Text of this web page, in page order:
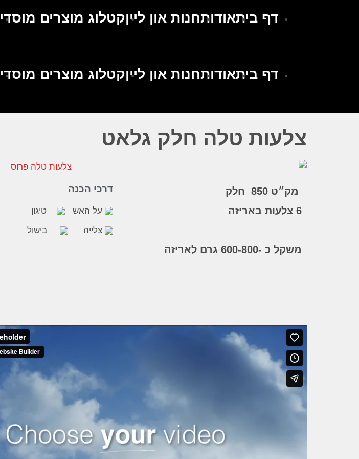
דף ביתאודותחנות און לייןקטלוג מוצרים מוסדי
דף ביתאודותחנות און לייןקטלוג מוצרים מוסדי
צלעות טלה חלק גלאט
מק״ט 850 חלק
6 צלעות באריזה
משקל כ -600-800 גרם לאריזה
דרכי הכנה
על האש
טיגון
צלייה
בישול